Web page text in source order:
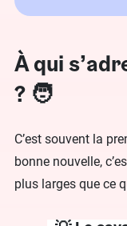
À qui
? 🧑
C’est souvent la
bonne nouvelle,
plus larges que ce